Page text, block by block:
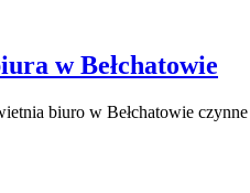
w Bełchatowie
biuro w Bełchatowie